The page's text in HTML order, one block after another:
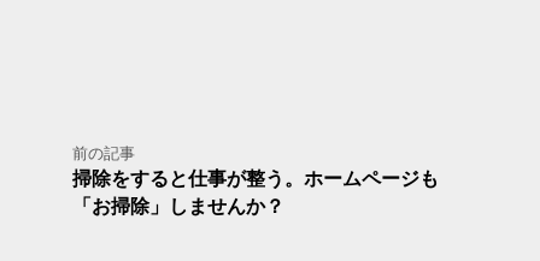
前の記事
掃除をすると仕事が整う。ホームページも
「お掃除」しませんか？